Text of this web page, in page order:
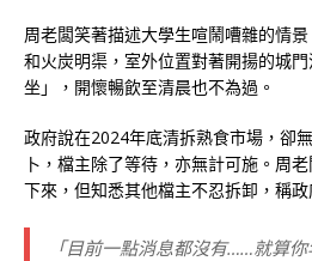
周老闆笑著描述大學生喧鬧嘈雜的情
和火炭明渠，室外位置對著開揚的城
坐」，開懷暢飲至清晨也不為過。
政府說在2024年底清拆熟食市場，卻
卜，檔主除了等待，亦無計可施。周
下來，但知悉其他檔主不忍拆卸，稱
「目前一點消息都沒有……就算